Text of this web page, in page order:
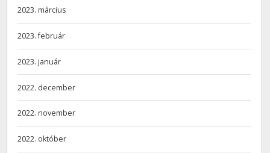
2023. március
2023. február
2023. január
2022. december
2022. november
2022. október